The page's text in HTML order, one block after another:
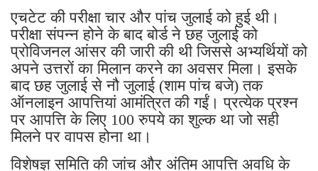
एचटेट की परीक्षा चार और पांच जुलाई को हुई थी।
परीक्षा संपन्न होने के बाद बोर्ड ने छह जुलाई को
प्रोविजनल आंसर की जारी की थी जिससे अभ्यर्थियों को
अपने उत्तरों का मिलान करने का अवसर मिला। इसके
बाद छह जुलाई से नौ जुलाई (शाम पांच बजे) तक
ऑनलाइन आपत्तियां आमंत्रित की गईं। प्रत्येक प्रश्न
पर आपत्ति के लिए 100 रुपये का शुल्क था जो सही
मिलने पर वापस होना था।
विशेषज्ञ समिति की जांच और अंतिम आपत्ति अवधि के